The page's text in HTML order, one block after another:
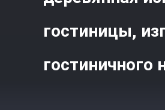
гостиницы,
гостиничного